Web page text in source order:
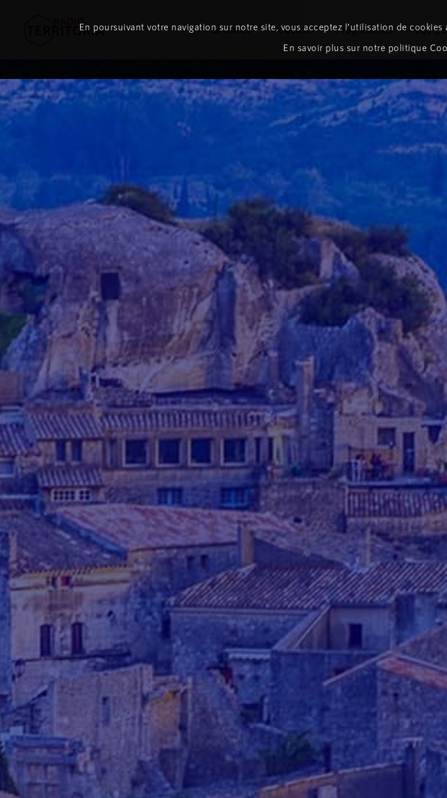
Le direct Podcasts Programmes Équipe
En poursuivant votre navigation sur notre site, vous acceptez l’utilisation de
En savoir plus sur notre politique